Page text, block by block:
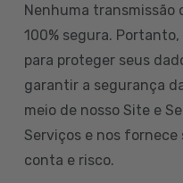
Nenhuma transmissão
100% segura.
para proteger seus
garantir a segurança
meio de nosso Site e
Serviços e nos fornece
conta e risco.